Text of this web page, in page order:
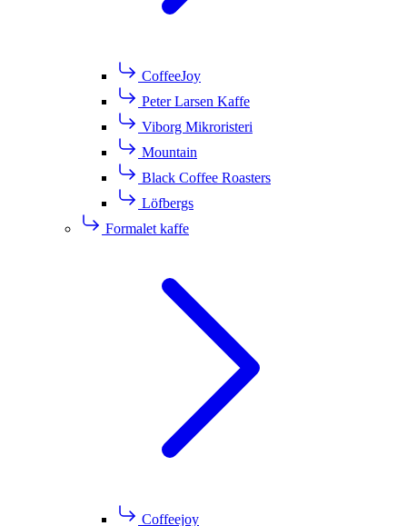
CoffeeJoy
Peter Larsen Kaffe
Viborg Mikroristeri
Mountain
Black Coffee Roasters
Löfbergs
Formalet kaffe
Coffeejoy